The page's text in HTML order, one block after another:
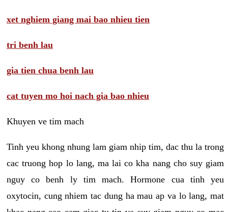
xet nghiem giang mai bao nhieu tien
tri benh lau
gia tien chua benh lau
cat tuyen mo hoi nach gia bao nhieu
Khuyen ve tim mach
Tinh yeu khong nhung lam giam nhip tim, dac thu la trong
cac truong hop lo lang, ma lai co kha nang cho suy giam
nguy co benh ly tim mach. Hormone cua tinh yeu
oxytocin, cung nhiem tac dung ha mau ap va lo lang, mat